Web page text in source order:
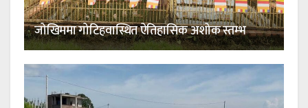
जोखिममा गोटिहवास्थित ऐतिहासिक अशोक स्तम्भ